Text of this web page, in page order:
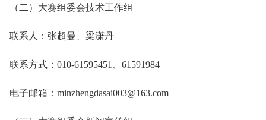
（二）大赛组委会技术工作组
联系人：张超曼、梁潇丹
联系方式：010-61595451、61591984
电子邮箱：minzhengdasai003@163.com